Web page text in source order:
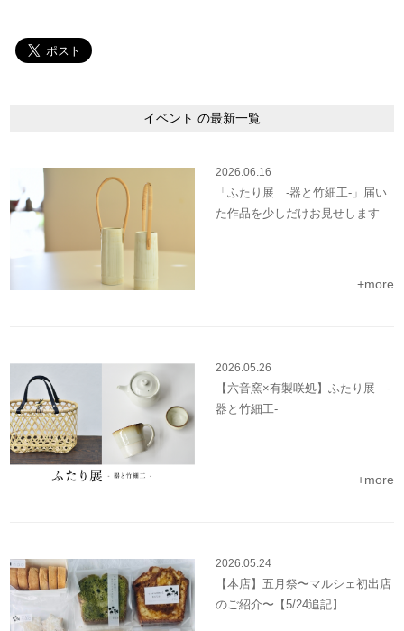
イベント の最新一覧
2026.06.16
「ふたり展 -器と竹細工-」届い
た作品を少しだけお見せします
+more
2026.05.26
【六音窯×有製咲処】ふたり展 -
器と竹細工-
+more
2026.05.24
【本店】五月祭〜マルシェ初出店
のご紹介〜【5/24追記】